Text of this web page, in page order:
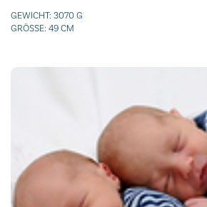
GEWICHT: 3070 G
GRÖSSE: 49 CM